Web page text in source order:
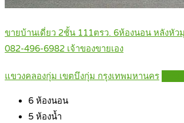
ขายบ้านเดี่ยว 2ชั้น 111ตรว. 6ห้องนอน หลังหัว
082-496-6982 เจ้าของขายเอง
แขวงคลองกุ่ม เขตบึงกุ่ม กรุงเทพมหานคร
6 ห้องนอน
5 ห้องน้ำ